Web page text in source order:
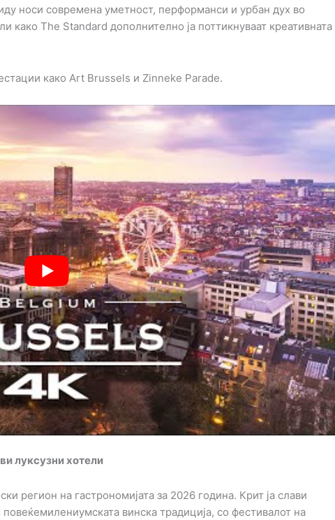
носи современа уметност, перформанси и урбан дух во
како The Standard дополнително ја поттикнуваат креативната
како Art Brussels и Zinneke Parade.
луксузни хотели
регион на гастрономијата за 2026 година. Крит ја слави
винска традиција, со фестивалот на